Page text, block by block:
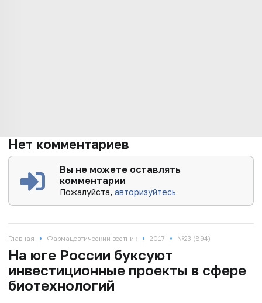
Нет комментариев
Вы не можете оставлять
комментарии
Пожалуйста,авторизуйтесь
Главная • Фармацевтический вестник • 2017 • №23 (894)
На юге России буксуют
инвестиционные проекты в сфере
биотехнологий